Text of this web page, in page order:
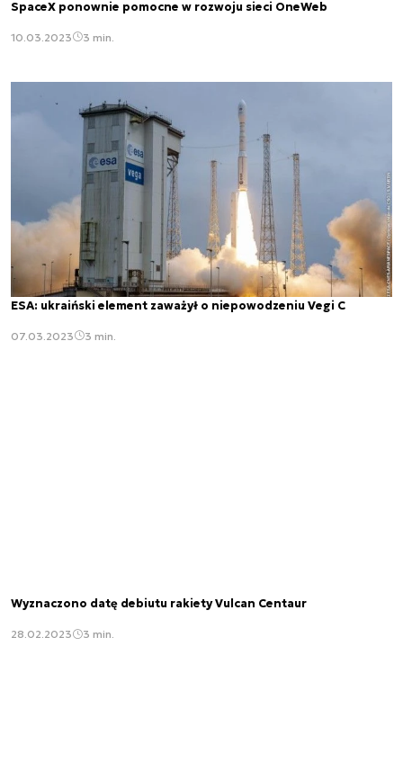
SpaceX ponownie pomocne w rozwoju sieci OneWeb
10.03.2023 3 min.
ESA: ukraiński element zaważył o niepowodzeniu Vegi C
07.03.2023 3 min.
Wyznaczono datę debiutu rakiety Vulcan Centaur
28.02.2023 3 min.